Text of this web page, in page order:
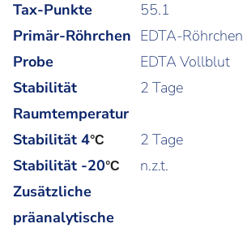
Tax-Punkte
55.1
Primär-Röhrchen EDTA-Röhrchen
Probe
EDTA Vollblut
Stabilität
Raumtemperatur
2 Tage
Stabilität 4°C
2 Tage
Stabilität -20°C
n.z.t.
Zusätzliche
präanalytische